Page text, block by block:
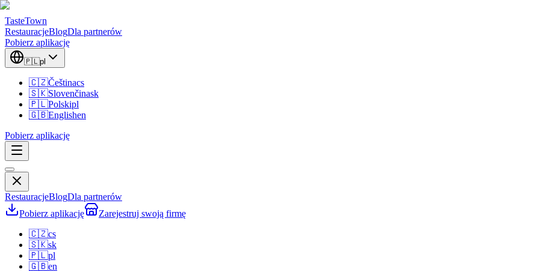
TasteTown
RestauracjeBlogDla partnerów
Pobierz aplikację
🇵🇱pl
🇨🇿Češtinacs
🇸🇰Slovenčinask
🇵🇱Polskipl
🇬🇧Englishen
Pobierz aplikację
RestauracjeBlogDla partnerów
Pobierz aplikację
Zarejestruj swoją firmę
🇨🇿cs
🇸🇰sk
🇵🇱pl
🇬🇧en